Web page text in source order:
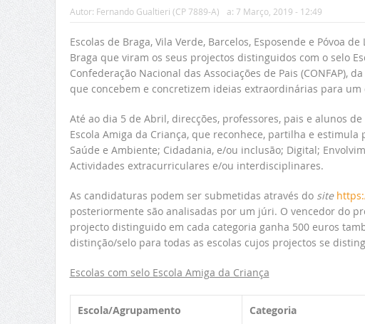
Autor: Fernando Gualtieri (CP 7889-A) a: 7 Março, 2019 - 12:49
Escolas de Braga, Vila Verde, Barcelos, Esposende e Póvoa
Braga que viram os seus projectos distinguidos com o selo
Confederação Nacional das Associações de Pais (CONFAP),
que concebem e concretizem ideias extraordinárias para
Até ao dia 5 de Abril, direcções, professores, pais e alunos
Escola Amiga da Criança, que reconhece, partilha e
Saúde e Ambiente; Cidadania, e/ou inclusão; Digital;
Actividades extracurriculares e/ou interdisciplinares.
As candidaturas podem ser submetidas através do site
posteriormente são analisadas por um júri. O vencedor do
projecto distinguido em cada categoria ganha 500 euros
distinção/selo para todas as escolas cujos projectos se
Escolas com selo Escola Amiga da Criança
Escola/Agrupamento Categoria